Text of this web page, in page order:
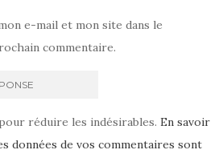
e-mail et mon site dans le
commentaire.
réduire les indésirables. En savoir
données de vos commentaires sont